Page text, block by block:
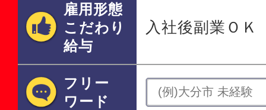
雇用形態
こだわり
給与
入社後副業ＯＫ
フリー
ワード